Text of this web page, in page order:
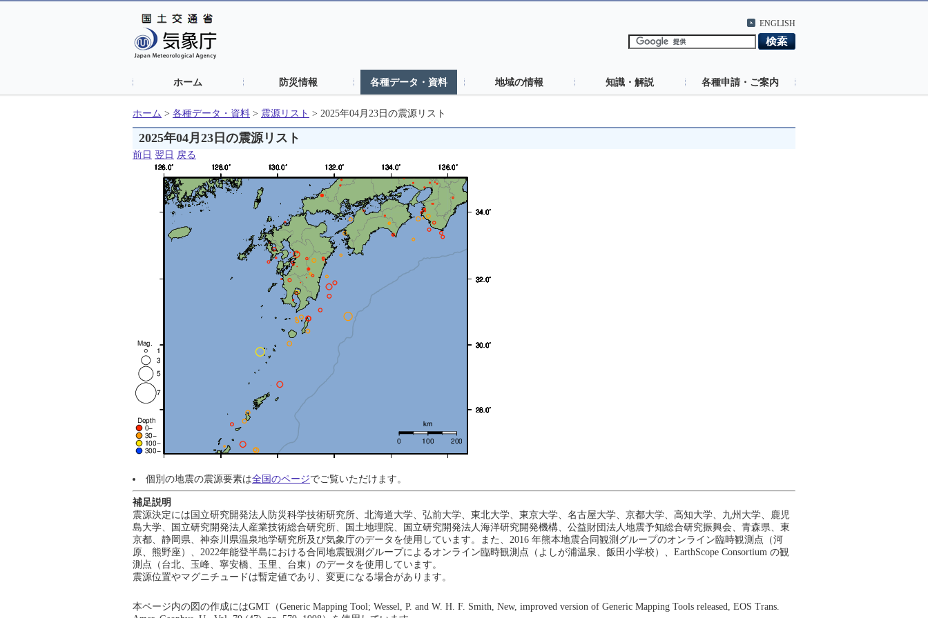
ENGLISH
ホーム 防災情報 各種データ・資料 地域の情報 知識・解説 各種申請・ご案内
ホーム > 各種データ・資料 > 震源リスト > 2025年04月23日の震源リスト
2025年04月23日の震源リスト
前日 翌日 戻る
個別の地震の震源要素は全国のページでご覧いただけます。
補足説明
震源決定には国立研究開発法人防災科学技術研究所、北海道大学、弘前大学、東北大学、東京大学、名古屋大学、京都大学、高知大学、九州大学、鹿児
島大学、国立研究開発法人産業技術総合研究所、国土地理院、国立研究開発法人海洋研究開発機構、公益財団法人地震予知総合研究振興会、青森県、東
京都、静岡県、神奈川県温泉地学研究所及び気象庁のデータを使用しています。また、2016 年熊本地震合同観測グループのオンライン臨時観測点（河
原、熊野座）、2022年能登半島における合同地震観測グループによるオンライン臨時観測点（よしが浦温泉、飯田小学校）、EarthScope Consortium の観
測点（台北、玉峰、寧安橋、玉里、台東）のデータを使用しています。
震源位置やマグニチュードは暫定値であり、変更になる場合があります。
本ページ内の図の作成にはGMT（Generic Mapping Tool; Wessel, P. and W. H. F. Smith, New, improved version of Generic Mapping Tools released, EOS Trans.